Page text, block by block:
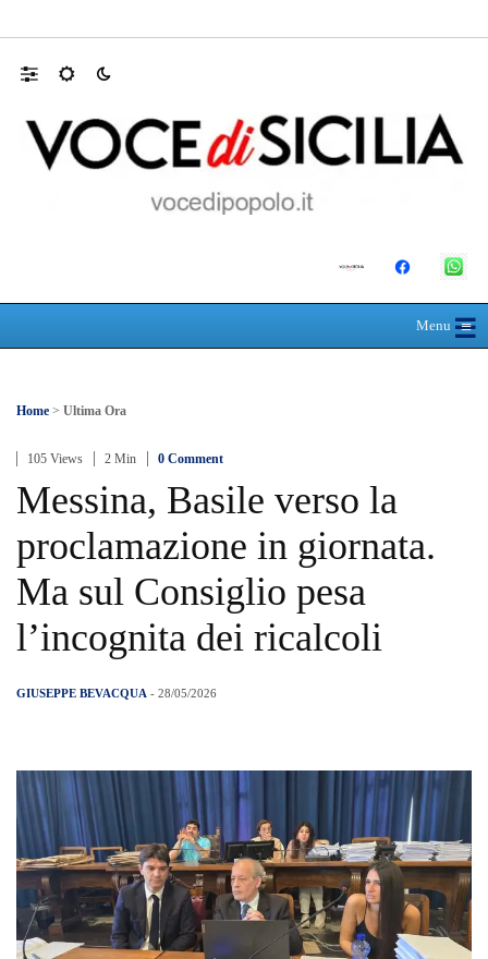
Menu≡
☰
Home > Ultima Ora
105 Views 2 Min 0 Comment
Messina, Basile verso la
proclamazione in giornata.
Ma sul Consiglio pesa
l’incognita dei ricalcoli​
GIUSEPPE BEVACQUA - 28/05/2026